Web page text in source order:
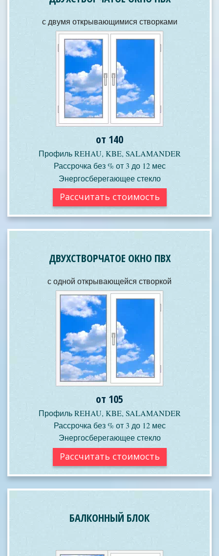
с двумя открывающимися створками
от 140
Профиль REHAU, KBE, SALAMANDER
Рассрочка без % от 3 до 12 мес
Энергосберегающее стекло
Рассчитать стоимость
ДВУХСТВОРЧАТОЕ ОКНО ПВХ
с одной открывающейся створкой
от 105
Профиль REHAU, KBE, SALAMANDER
Рассрочка без % от 3 до 12 мес
Энергосберегающее стекло
Рассчитать стоимость
БАЛКОННЫЙ БЛОК